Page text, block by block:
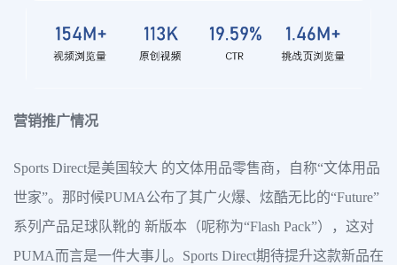
营销推广情况
Sports Direct是美国较大 的文体用品零售商，自称“文体用品
世家”。那时候PUMA公布了其广火爆、炫酷无比的“Future”
系列产品足球队靴的 新版本（呢称为“Flash Pack”），这对
PUMA而言是一件大事儿。Sports Direct期待提升这款新品在